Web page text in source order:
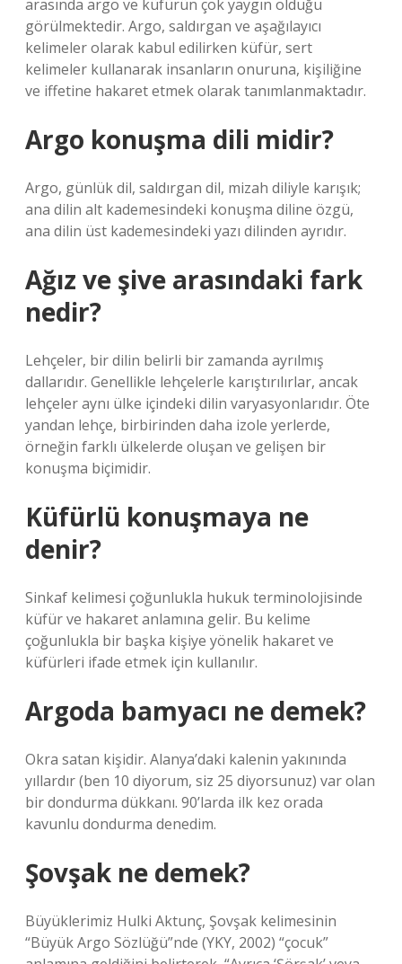
arasında argo ve küfürün çok yaygın olduğu
görülmektedir. Argo, saldırgan ve aşağılayıcı
kelimeler olarak kabul edilirken küfür, sert
kelimeler kullanarak insanların onuruna, kişiliğine
ve iffetine hakaret etmek olarak tanımlanmaktadır.
Argo konuşma dili midir?
Argo, günlük dil, saldırgan dil, mizah diliyle karışık;
ana dilin alt kademesindeki konuşma diline özgü,
ana dilin üst kademesindeki yazı dilinden ayrıdır.
Ağız ve şive arasındaki fark
nedir?
Lehçeler, bir dilin belirli bir zamanda ayrılmış
dallarıdır. Genellikle lehçelerle karıştırılırlar, ancak
lehçeler aynı ülke içindeki dilin varyasyonlarıdır. Öte
yandan lehçe, birbirinden daha izole yerlerde,
örneğin farklı ülkelerde oluşan ve gelişen bir
konuşma biçimidir.
Küfürlü konuşmaya ne
denir?
Sinkaf kelimesi çoğunlukla hukuk terminolojisinde
küfür ve hakaret anlamına gelir. Bu kelime
çoğunlukla bir başka kişiye yönelik hakaret ve
küfürleri ifade etmek için kullanılır.
Argoda bamyacı ne demek?
Okra satan kişidir. Alanya’daki kalenin yakınında
yıllardır (ben 10 diyorum, siz 25 diyorsunuz) var olan
bir dondurma dükkanı. 90’larda ilk kez orada
kavunlu dondurma denedim.
Şovşak ne demek?
Büyüklerimiz Hulki Aktunç, Şovşak kelimesinin
“Büyük Argo Sözlüğü”nde (YKY, 2002) “çocuk”